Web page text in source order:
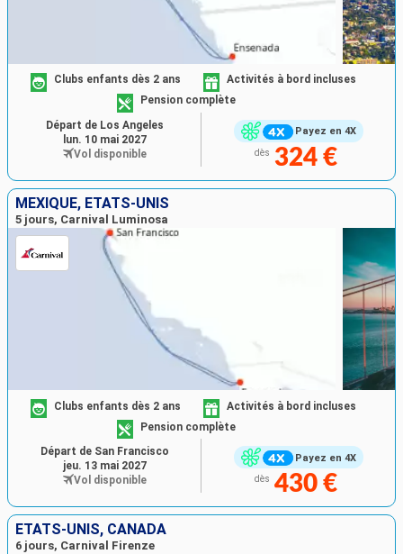
Payez en 4X
Clubs enfants dès 2 ans
Activités à bord incluses
Pension complète
dès 324 €
Départ de Los Angeles
lun. 10 mai 2027
Vol disponible
MEXIQUE, ÉTATS-UNIS
5 jours, Carnival Luminosa
Payez en 4X
Clubs enfants dès 2 ans
Activités à bord incluses
Pension complète
dès 430 €
Départ de San Francisco
jeu. 13 mai 2027
Vol disponible
ÉTATS-UNIS, CANADA
6 jours, Carnival Firenze